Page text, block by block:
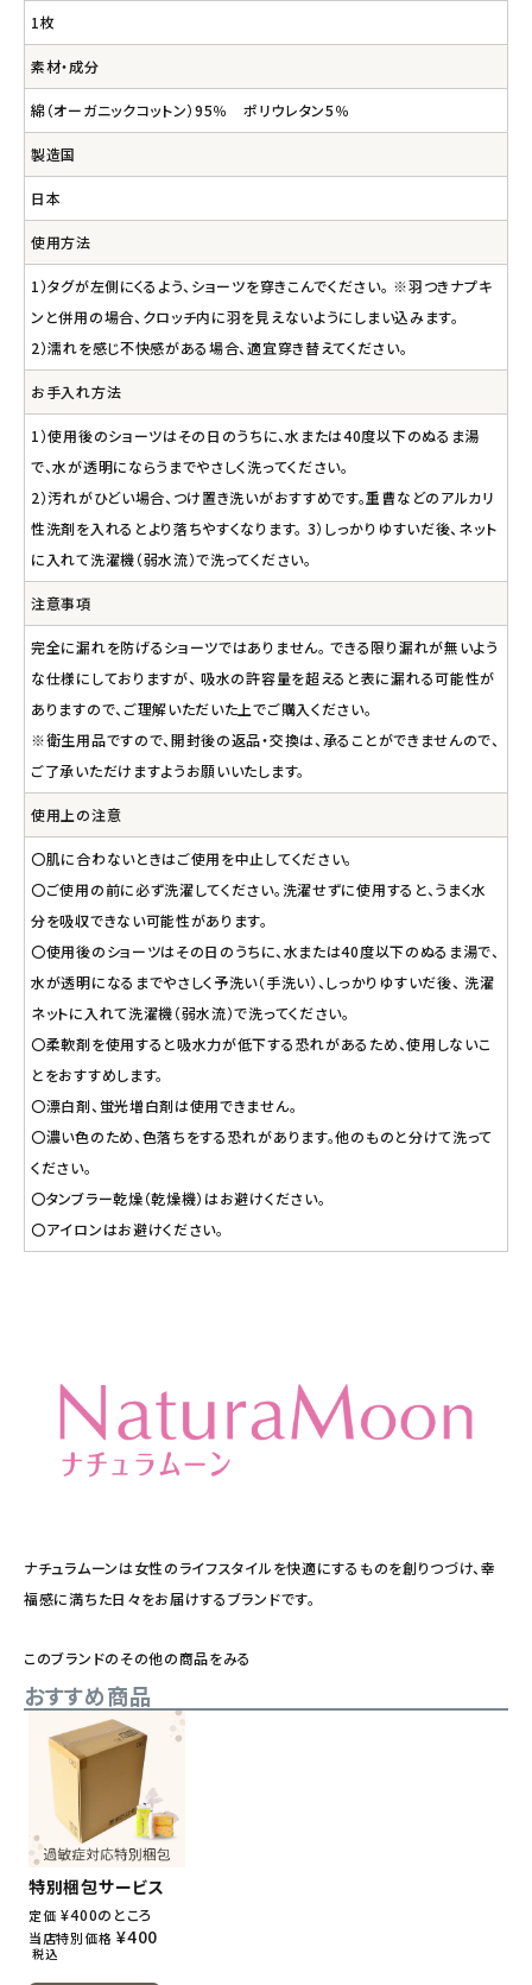
1枚
素材・成分
綿（オーガニックコットン）95％ ポリウレタン5％
製造国
日本
使用方法
1）タグが左側にくるよう、ショーツを穿きこんでください。 ※羽つきナプキ
ンと併用の場合、クロッチ内に羽を見えないようにしまい込みます。
2）濡れを感じ不快感がある場合、適宜穿き替えてください。
お手入れ方法
1）使用後のショーツはその日のうちに、水または40度以下のぬるま湯
で、水が透明にならうまでやさしく洗ってください。
2）汚れがひどい場合、つけ置き洗いがおすすめです。重曹などのアルカリ
性洗剤を入れるとより落ちやすくなります。 3）しっかりゆすいだ後、ネット
に入れて洗濯機（弱水流）で洗ってください。
注意事項
完全に漏れを防げるショーツではありません。 できる限り漏れが無いよう
な仕様にしておりますが、 吸水の許容量を超えると表に漏れる可能性が
ありますので、ご理解いただいた上でご購入ください。
※衛生用品ですので、開封後の返品・交換は、承ることができませんので、
ご了承いただけますようお願いいたします。
使用上の注意
〇肌に合わないときはご使用を中止してください。
〇ご使用の前に必ず洗濯してください。洗濯せずに使用すると、うまく水
分を吸収できない可能性があります。
〇使用後のショーツはその日のうちに、水または40度以下のぬるま湯で、
水が透明になるまでやさしく予洗い（手洗い）、しっかりゆすいだ後、 洗濯
ネットに入れて洗濯機（弱水流）で洗ってください。
〇柔軟剤を使用すると吸水力が低下する恐れがあるため、使用しないこ
とをおすすめします。
〇漂白剤、蛍光増白剤は使用できません。
〇濃い色のため、色落ちをする恐れがあります。他のものと分けて洗って
ください。
〇タンブラー乾燥（乾燥機）はお避けください。
〇アイロンはお避けください。
ナチュラムーンは女性のライフスタイルを快適にするものを創りつづけ、幸
福感に満ちた日々をお届けするブランドです。
このブランドのその他の商品をみる
おすすめ商品
特別梱包サービス
定価 ¥400のところ
当店特別価格 ¥400
税込